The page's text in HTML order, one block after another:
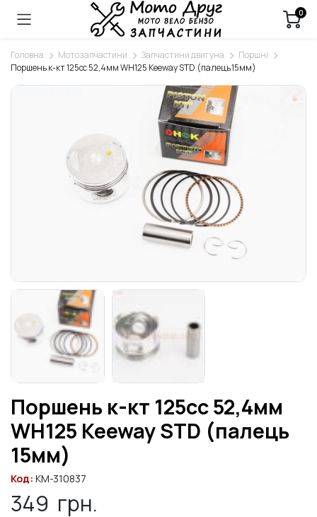
0
Головна Мотозапчастини Запчастини двигуна
Поршні
Поршень к-кт 125cc 52,4мм WH125 Keeway STD (палець 15мм)
Поршень к-кт 125cc 52,4мм
WH125 Keeway STD (палець
15мм)
Код: KM-310837
349 грн.